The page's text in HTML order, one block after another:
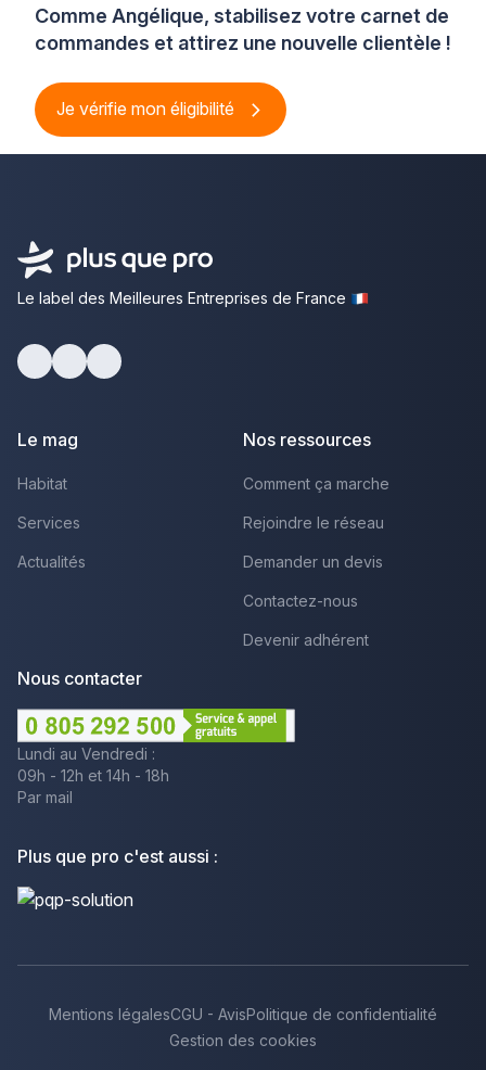
Comme Angélique, stabilisez votre carnet de
commandes et attirez une nouvelle clientèle !
Je vérifie mon éligibilité
Le label des Meilleures Entreprises de France
Le mag
Habitat
Services
Actualités
Nos ressources
Comment ça marche
Rejoindre le réseau
Demander un devis
Contactez-nous
Devenir adhérent
Nous contacter
Lundi au Vendredi :
09h - 12h et 14h - 18h
Par mail
Plus que pro c'est aussi :
Mentions légalesCGU - AvisPolitique de confidentialité
Gestion des cookies